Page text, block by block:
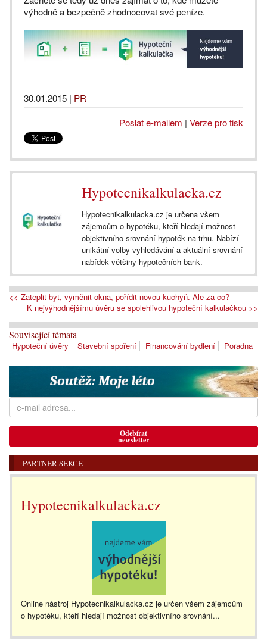
výhodně a bezpečně zhodnocovat své peníze.
30.01.2015 | PR
Poslat e-mailem | Verze pro tisk
Hypotecnikalkulacka.cz
Hypotecnikalkulacka.cz je určena všem
zájemcům o hypotéku, kteří hledají možnost
objektivního srovnání hypoték na trhu. Nabízí
unikátní volby vyhledávání a aktuální srovnání
nabídek většiny hypotečních bank.
<< Zateplit byt, vyměnit okna, pořídit novou kuchyň. Ale za co?
K nejvýhodnějšímu úvěru se spolehlivou hypoteční kalkulačkou >>
Související témata
Hypoteční úvěry Stavební spoření Financování bydlení Poradna
Odebírat
newsletter
PARTNER SEKCE
Hypotecnikalkulacka.cz
Online nástroj Hypotecnikalkulacka.cz je určen všem zájemcům
o hypotéku, kteří hledají možnost objektivního srovnání...